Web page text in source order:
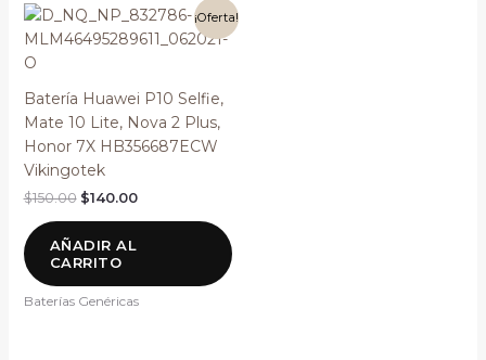
¡Oferta!
Batería Huawei P10 Selfie,
Mate 10 Lite, Nova 2 Plus,
Honor 7X HB356687ECW
Vikingotek
$150.00
El
precio
original
$140.00
El
actual
AÑADIR AL
CARRITO
Baterías Genéricas